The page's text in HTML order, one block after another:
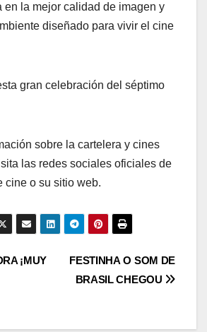
en la mejor calidad de imagen y
diseñado para vivir el cine
gran celebración del séptimo
sobre la cartelera y cines
las redes sociales oficiales de
cine o su sitio web.
FESTINHA O SOM DE
BRASIL CHEGOU
¡MUY